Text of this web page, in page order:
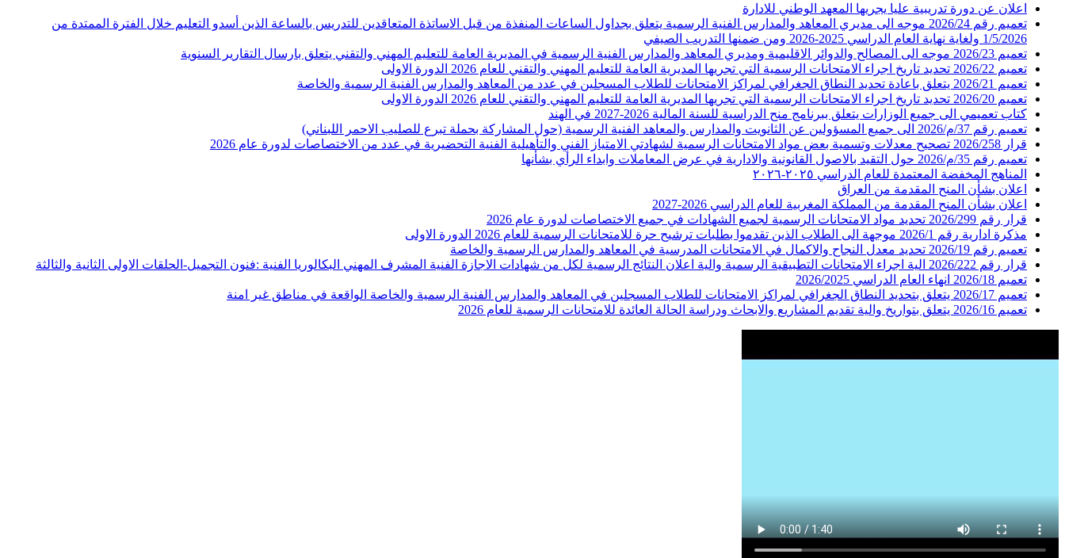
اعلان عن دورة تدريبية عليا يجريها المعهد الوطني للادارة
تعميم رقم 2026/24 موجه الى مديري المعاهد والمدارس الفنية الرسمية يتعلق بجداول الساعات المنفذة من قبل الاساتذة المتعاقدين للتدريس بالساعة الذين أسدو التعليم خلال الفترة الممتدة من
1/5/2026 ولغاية نهاية العام الدراسي 2025-2026 ومن ضمنها التدريب الصيفي
تعميم 2026/23 موجه الى المصالح والدوائر الاقليمية ومديري المعاهد والمدارس الفنية الرسمية في المديرية العامة للتعليم المهني والتقني يتعلق بارسال التقارير السنوية
تعميم 2026/22 تحديد تاريخ اجراء الامتحانات الرسمية التي تجريها المديرية العامة للتعليم المهني والتقني للعام 2026 الدورة الاولى
تعميم 2026/21 يتعلق باعادة تحديد النطاق الجغرافي لمراكز الامتحانات للطلاب المسجلين في عدد من المعاهد والمدارس الفنية الرسمية والخاصة
تعميم 2026/20 تحديد تاريخ اجراء الامتحانات الرسمية التي تجريها المديرية العامة للتعليم المهني والتقني للعام 2026 الدورة الاولى
كتاب تعميمي الى جميع الوزارات يتعلق ببرنامج منح الدراسية للسنة المالية 2026-2027 في الهند
تعميم رقم 37/م/2026 الى جميع المسؤولين عن الثانويت والمدارس والمعاهد الفنية الرسمية (حول المشاركة بحملة تبرع للصليب الاحمر اللبناني)
قرار 2026/258 تصحيح معدلات وتسمية بعض مواد الامتحانات الرسمية لشهادتي الامتياز الفني والتأهيلية الفنية التحضيرية في عدد من الاختصاصات لدورة عام 2026
تعميم رقم 35/م/2026 حول التقيد بالاصول القانونية والادارية في عرض المعاملات وابداء الرأي بشأنها
المناهج المخفضة المعتمدة للعام الدراسي ٢٠٢٥-٢٠٢٦
اعلان بشأن المنح المقدمة من العراق
اعلان بشأن المنح المقدمة من المملكة المغربية للعام الدراسي 2026-2027
قرار رقم 2026/299 تحديد مواد الامتحانات الرسمية لجميع الشهادات في جميع الاختصاصات لدورة عام 2026
مذكرة ادارية رقم 2026/1 موجهة الى الطلاب الذين تقدموا بطلبات ترشيح حرة للامتحانات الرسمية للعام 2026 الدورة الاولى
تعميم رقم 2026/19 تحديد معدل النجاح والاكمال في الامتحانات المدرسية في المعاهد والمدارس الرسمية والخاصة
قرار رقم 2026/222 الية اجراء الامتحانات التطبيقية الرسمية والية اعلان النتائج الرسمية لكل من شهادات الاجازة الفنية المشرف المهني البكالوريا الفنية :فنون التجميل-الحلقات الاولى الثانية والثالثة
تعميم 2026/18 انهاء العام الدراسي 2026/2025
تعميم 2026/17 يتعلق بتحديد النطاق الجغرافي لمراكز الامتحانات للطلاب المسجلين في المعاهد والمدارس الفنية الرسمية والخاصة الواقعة في مناطق غير امنة
تعميم 2026/16 يتعلق بتواريخ والية تقديم المشاريع والابحاث ودراسة الحالة العائدة للامتحانات الرسمية للعام 2026